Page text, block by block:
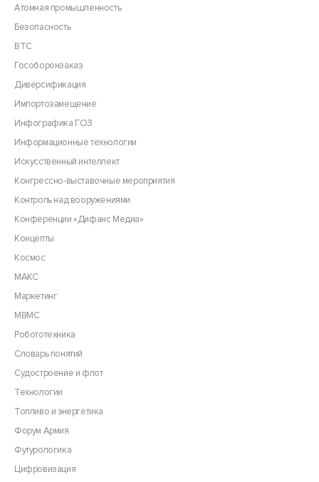
Атомная промышленность
Безопасность
ВТС
Гособоронзаказ
Диверсификация
Импортозамещение
Инфографика ГОЗ
Информационные технологии
Искусственный интеллект
Конгрессно-выставочные мероприятия
Контроль над вооружениями
Конференции «Дифанс Медиа»
Концепты
Космос
МАКС
Маркетинг
МВМС
Робототехника
Словарь понятий
Судостроение и флот
Технологии
Топливо и энергетика
Форум Армия
Футурологика
Цифровизация